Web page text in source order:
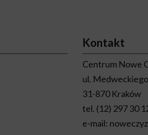
Kontakt
Centrum Nowe
ul.
31-870 Kraków
tel. (12) 297 30
e-mail: